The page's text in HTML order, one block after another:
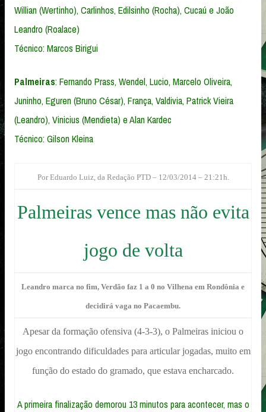
Willian (Wertinho), Carlinhos, Edilsinho (Rocha), Cucaú e João
Leandro (Roalace)
Técnico: Marcos Birigui
Palmeiras: Fernando Prass, Wendel, Lucio, Marcelo Oliveira,
Juninho, Eguren (Bruno César), França, Valdivia, Patrick Vieira
(Leandro), Vinicius (Mendieta) e Alan Kardec
Técnico: Gilson Kleina
Por Eduardo Luiz, da Redação PTD – 12/03/2014 – 21:21h.
Palmeiras vence mas não evita
jogo de volta
Leandro marca no fim, Verdão faz 1 a 0 no Vilhena em Rondônia e
decidirá vaga no Pacaembu.
Apesar da formação ofensiva (4-3-3), o Palmeiras iniciou o
jogo encontrando dificuldades para articular jogadas, muito em
função do estado do gramado, que estava encharcado.
A primeira finalização demorou 13 minutos para acontecer, mas o